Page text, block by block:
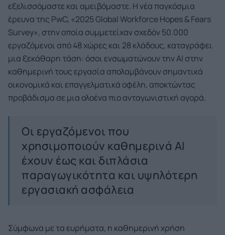
εξελισσόμαστε και αμειβόμαστε. Η νέα παγκόσμια
έρευνα της PwC, «2025 Global Workforce Hopes & Fears
Survey», στην οποία συμμετείχαν σχεδόν 50.000
εργαζόμενοι από 48 χώρες και 28 κλάδους, καταγράφει
μια ξεκάθαρη τάση: όσοι ενσωματώνουν την AI στην
καθημερινή τους εργασία απολαμβάνουν σημαντικά
οικονομικά και επαγγελματικά οφέλη, αποκτώντας
προβάδισμα σε μια ολοένα πιο ανταγωνιστική αγορά.
Οι εργαζόμενοι που
χρησιμοποιούν καθημερινά AI
έχουν έως και διπλάσια
παραγωγικότητα και υψηλότερη
εργασιακή ασφάλεια
Σύμφωνα με τα ευρήματα, η καθημερινή χρήση